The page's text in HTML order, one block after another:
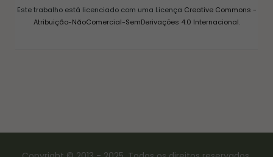
Este trabalho está licenciado com uma Licença Creative Commons -
Atribuição-NãoComercial-SemDerivações 4.0 Internacional.